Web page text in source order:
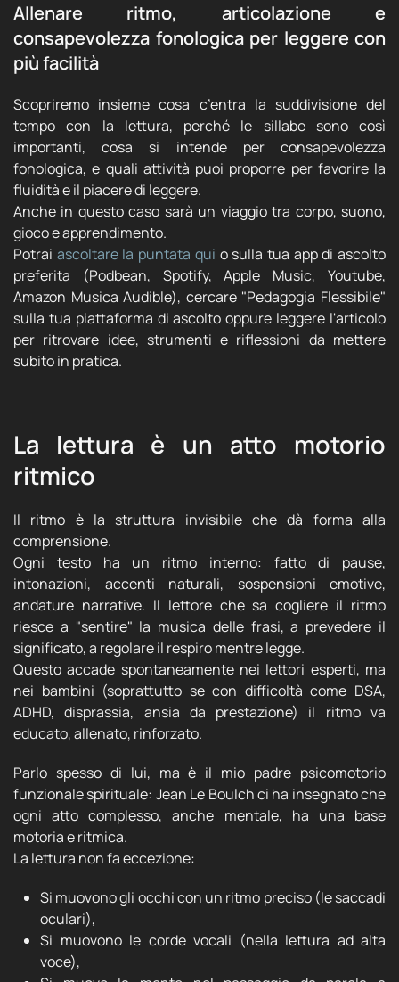
Allenare ritmo, articolazione e
consapevolezza fonologica per leggere con
più facilità
Scopriremo insieme cosa c’entra la suddivisione del
tempo con la lettura, perché le sillabe sono così
importanti, cosa si intende per consapevolezza
fonologica, e quali attività puoi proporre per favorire la
fluidità e il piacere di leggere.
Anche in questo caso sarà un viaggio tra corpo, suono,
gioco e apprendimento.
Potrai ascoltare la puntata qui o sulla tua app di ascolto
preferita (Podbean, Spotify, Apple Music, Youtube,
Amazon Musica Audible), cercare "Pedagogia Flessibile"
sulla tua piattaforma di ascolto oppure leggere l'articolo
per ritrovare idee, strumenti e riflessioni da mettere
subito in pratica.
La lettura è un atto motorio
ritmico
Il ritmo è la struttura invisibile che dà forma alla
comprensione.
Ogni testo ha un ritmo interno: fatto di pause,
intonazioni, accenti naturali, sospensioni emotive,
andature narrative. Il lettore che sa cogliere il ritmo
riesce a "sentire" la musica delle frasi, a prevedere il
significato, a regolare il respiro mentre legge.
Questo accade spontaneamente nei lettori esperti, ma
nei bambini (soprattutto se con difficoltà come DSA,
ADHD, disprassia, ansia da prestazione) il ritmo va
educato, allenato, rinforzato.
Parlo spesso di lui, ma è il mio padre psicomotorio
funzionale spirituale: Jean Le Boulch ci ha insegnato che
ogni atto complesso, anche mentale, ha una base
motoria e ritmica.
La lettura non fa eccezione:
Si muovono gli occhi con un ritmo preciso (le saccadi
oculari),
Si muovono le corde vocali (nella lettura ad alta
voce),